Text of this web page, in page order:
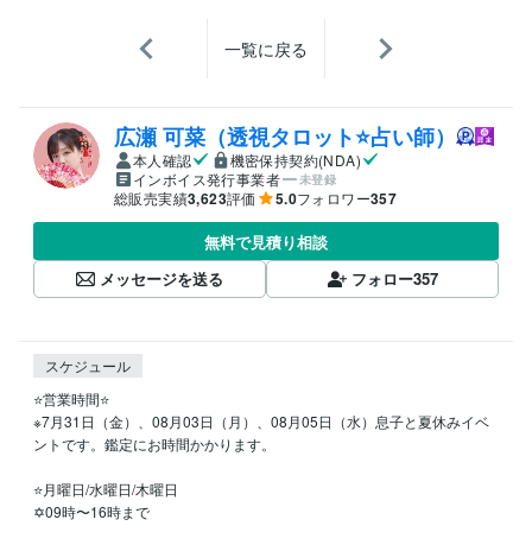
一覧に戻る
広瀬 可菜（透視タロット⭐占い師）
本人確認
機密保持契約(NDA)
インボイス発行事業者
未登録
総販売実績3,623評価 5.0フォロワー357
無料で見積り相談
メッセージを送る
フォロー357
スケジュール
⭐️営業時間⭐
※7月31日（金）、08月03日（月）、08月05日（水）息子と夏休みイベ
ントです。鑑定にお時間かかります。
⭐️月曜日/水曜日/木曜日
✡09時〜16時まで